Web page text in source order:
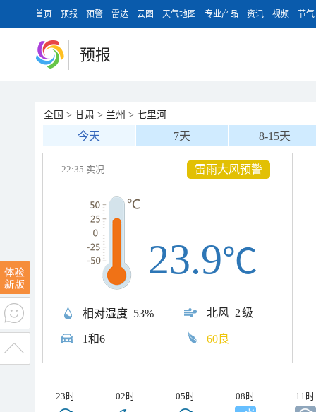
首页 预报 预警 雷达 云图 天气地图 专业产品 资讯 视频 节气
预报
全国 > 甘肃 > 兰州 > 七里河
今天 7天 8-15天
雷雨大风预警
22:35 实况
相对湿度 53% 北风 2级
1和6
23.9℃
60良
23时 02时 05时 08时 11时